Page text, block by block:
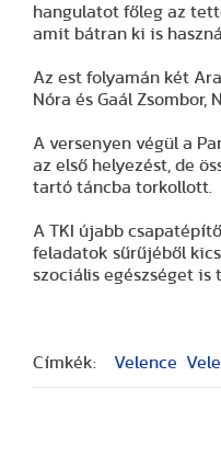
hangulatot főleg az
amit bátran ki is
Az est folyamán két
Nóra és Gaál Zsombor,
A versenyen végül a
az első helyezést, de
tartó táncba torkollott.
A TKI újabb
feladatok sűrűjéből
szociális egészséget is
Címkék: Velence